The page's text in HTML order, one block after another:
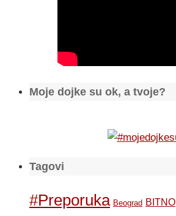
Moje dojke su ok, a tvoje?
Tagovi
#Preporuka Beograd BITNO